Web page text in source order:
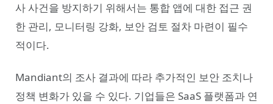
사 사건을 방지하기 위해서는 통합 앱에 대한 접근 권
한 관리, 모니터링 강화, 보안 검토 절차 마련이 필수
적이다.
Mandiant의 조사 결과에 따라 추가적인 보안 조치나
정책 변화가 있을 수 있다. 기업들은 SaaS 플랫폼과 연